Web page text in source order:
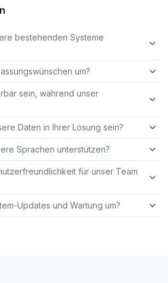
bestehenden Systeme
um?
sein, während unser
Daten in Ihrer Lösung sein?
Sprachen unterstützen?
für unser Team
Updates und Wartung um?